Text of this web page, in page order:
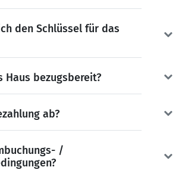
den Schlüssel für das
Haus bezugsbereit?
ab?
/